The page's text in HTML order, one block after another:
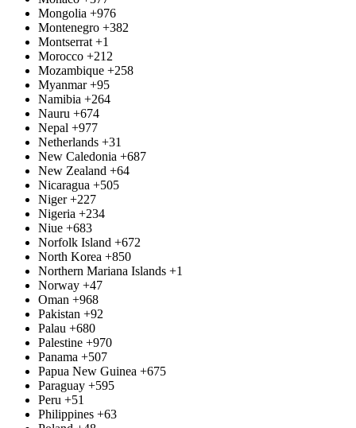
Mongolia +976
Montenegro +382
Montserrat +1
Morocco +212
Mozambique +258
Myanmar +95
Namibia +264
Nauru +674
Nepal +977
Netherlands +31
New Caledonia +687
New Zealand +64
Nicaragua +505
Niger +227
Nigeria +234
Niue +683
Norfolk Island +672
North Korea +850
Northern Mariana Islands +1
Norway +47
Oman +968
Pakistan +92
Palau +680
Palestine +970
Panama +507
Papua New Guinea +675
Paraguay +595
Peru +51
Philippines +63